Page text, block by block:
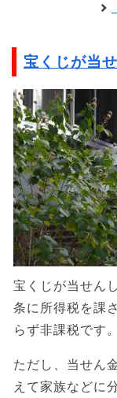
宝くじが当
宝くじが当せん
条に所得税を課
らず非課税です。
ただし、当せん
えて家族などに